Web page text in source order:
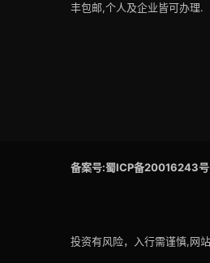
丰包邮,个人及企业皆可办理.
备案号:蜀ICP备20016243
投资有风险，入行需谨慎,网